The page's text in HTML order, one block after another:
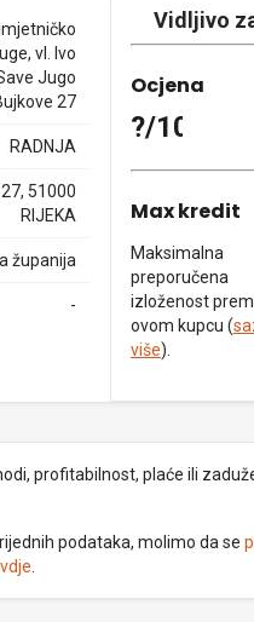
vl. Ivo
Jugo
27
RADNJA
51000
RIJEKA
županija
-
Vidljivo
Ocjena
?/10
Max kredit
Maksimalna
preporučena
izloženost
ovom kupcu (
više).
profitabilnost, plaće ili
podataka, molimo da se